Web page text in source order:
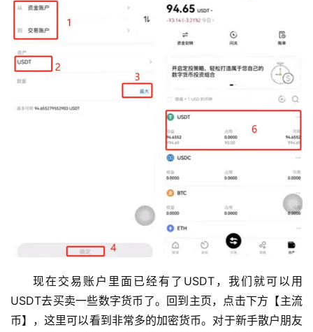
现在交易账户里面已经有了USDT，我们就可以用
USDT去买卖一些数字货币了。回到主页，点击下方【主流
币】，这里可以看到非常多的加密货币。对于新手散户朋友